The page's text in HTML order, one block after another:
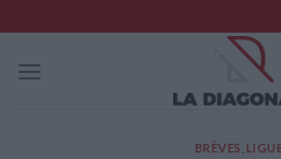
to
content
BRÈVES